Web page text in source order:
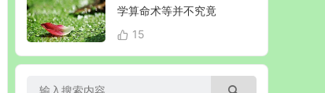
学算命术等并不究竟
15